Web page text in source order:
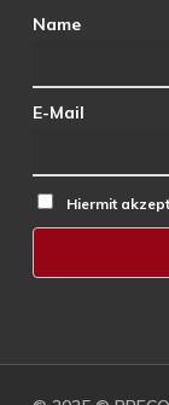
Name
E-Mail
Hiermit